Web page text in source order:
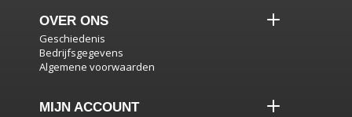
OVER ONS
Geschiedenis
Bedrijfsgegevens
Algemene voorwaarden
MIJN ACCOUNT